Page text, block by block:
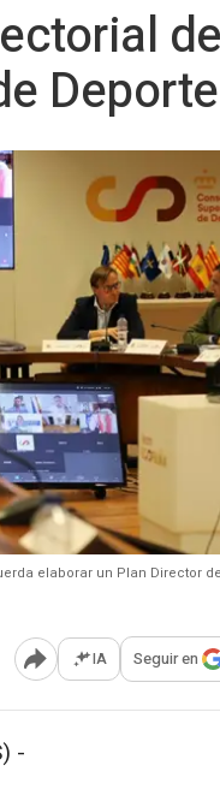
elaborar un Plan Director
Abrir opciones para
IA Seguir en
-